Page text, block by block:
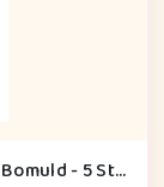
Disana Bindeble - Økologisk Ribvævet Bomuld - 5 Stk.